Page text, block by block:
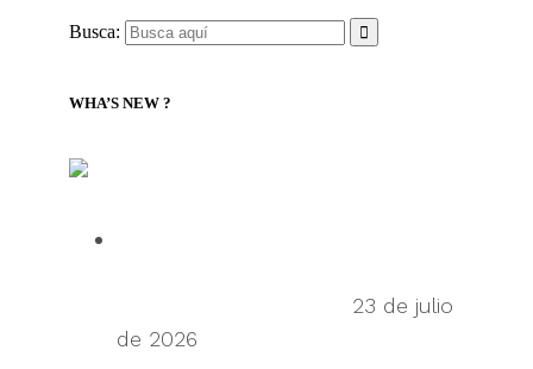
Busca:
WHA’S NEW ?
23 de julio
de 2026